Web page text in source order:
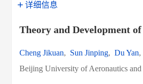
详细信息
Theory and Development
Cheng Jikuan, Sun Jinping, Du Yan,
Beijing University of Aeronautics